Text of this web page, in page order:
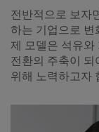
전반적으로 보자
하는 기업으로 변
제 모델은 석유와
전환의 주축이
위해 노력하고자